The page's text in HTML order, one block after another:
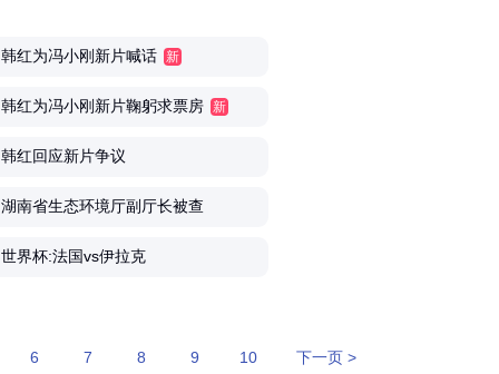
韩红为冯小刚新片喊话 新
韩红为冯小刚新片鞠躬求票房 新
韩红回应新片争议
湖南省生态环境厅副厅长被查
世界杯:法国vs伊拉克
6 7 8 9 10 下一页 >